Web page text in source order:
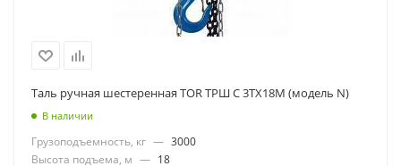
Таль ручная шестеренная TOR ТРШ C 3ТХ18М (модель N)
В наличии
Грузоподъемность, кг — 3000
Высота подъема, м — 18